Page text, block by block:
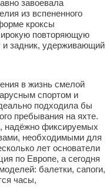
завоевала
из вспененного
кроксы
повторяющую
и задник, удерживающий
в жизнь смелой
спортом и
подходила бы
пребывания на яхте.
надёжно фиксируемых
необходимыми для
лет основатели
по Европе, а сегодня
балетки, сапоги,
часы,